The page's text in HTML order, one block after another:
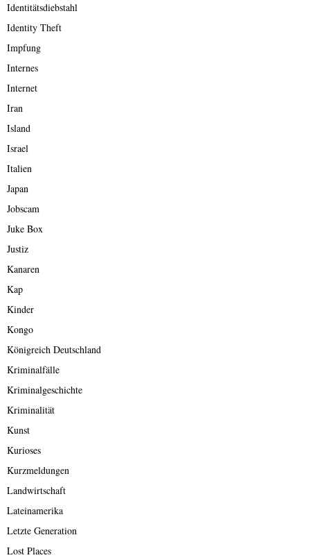
Identitätsdiebstahl
Identity Theft
Impfung
Internes
Internet
Iran
Island
Israel
Italien
Japan
Jobscam
Juke Box
Justiz
Kanaren
Kap
Kinder
Kongo
Königreich Deutschland
Kriminalfälle
Kriminalgeschichte
Kriminalität
Kunst
Kurioses
Kurzmeldungen
Landwirtschaft
Lateinamerika
Letzte Generation
Lost Places